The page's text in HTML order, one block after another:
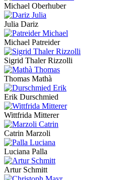
Michael Oberhuber
Julia Dariz
Michael Patreider
Sigrid Thaler Rizzolli
Thomas Mathà
Erik Durschmied
Wittfrida Mitterer
Catrin Marzoli
Luciana Palla
Artur Schmitt